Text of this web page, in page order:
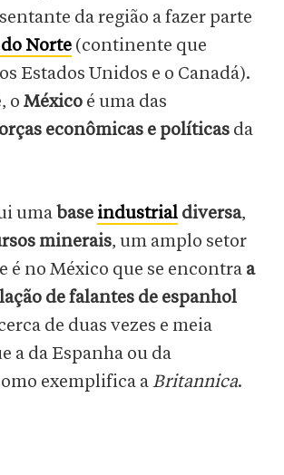
da região a fazer parte
Norte (continente que
Estados Unidos e o Canadá).
o México é uma das
econômicas e políticas da
uma base industrial diversa,
minerais, um amplo setor
é no México que se encontra a
de falantes de espanhol
de duas vezes e meia
a da Espanha ou da
exemplifica aBritannica.